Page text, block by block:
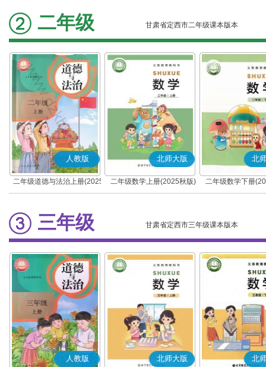
二年级 甘肃省定西市二年级课本版本
人教版
二年级道德与法治上册(2025
秋版)(部编版)
北师大版
二年级数学上册(2025秋版)
北
二年级数学下册
三年级 甘肃省定西市三年级课本版本
人教版 北师大版 北